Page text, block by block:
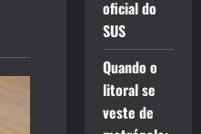
oficial do
SUS
Quando o
litoral se
veste de